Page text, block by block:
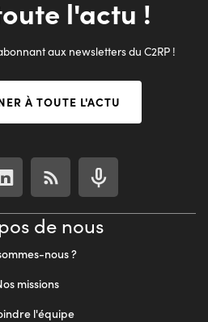
l'actu !
aux newsletters du C2RP !
À TOUTE L'ACTU
de nous
nous ?
missions
l'équipe